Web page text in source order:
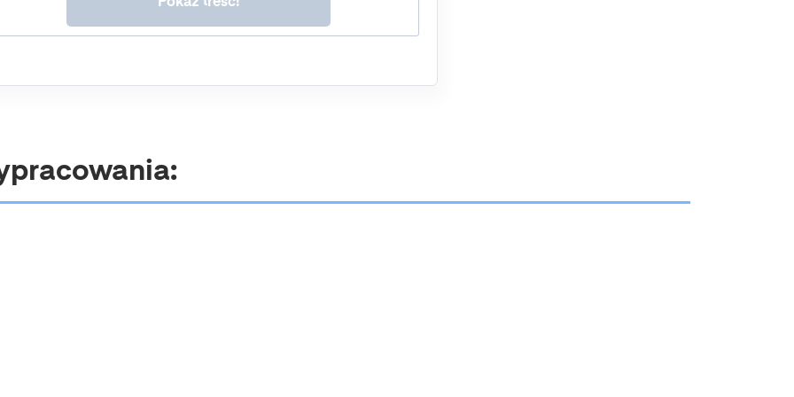
dokonano na podstawie zgody przed jej wycofaniem. Wycofanie
zgody jest możliwe poprzez kontakt z Administratorem na adres